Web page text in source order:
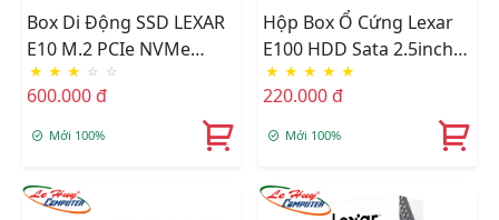
Box Di Động SSD LEXAR
E10 M.2 PCIe NVMe
Gen3x4 / Gen4x4 Type-C
(LPAE10N-RNBNG)
★ ★ ★ ☆ ☆
600.000 đ
Mới 100%
Hộp Box Ổ Cứng Lexar
E100 HDD Sata 2.5inch
USB 3.2 LPAE100-RNBNG
★ ★ ★ ★ ★
220.000 đ
Mới 100%